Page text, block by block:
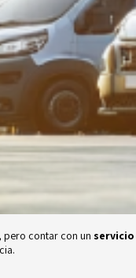
pero contar con un servicio